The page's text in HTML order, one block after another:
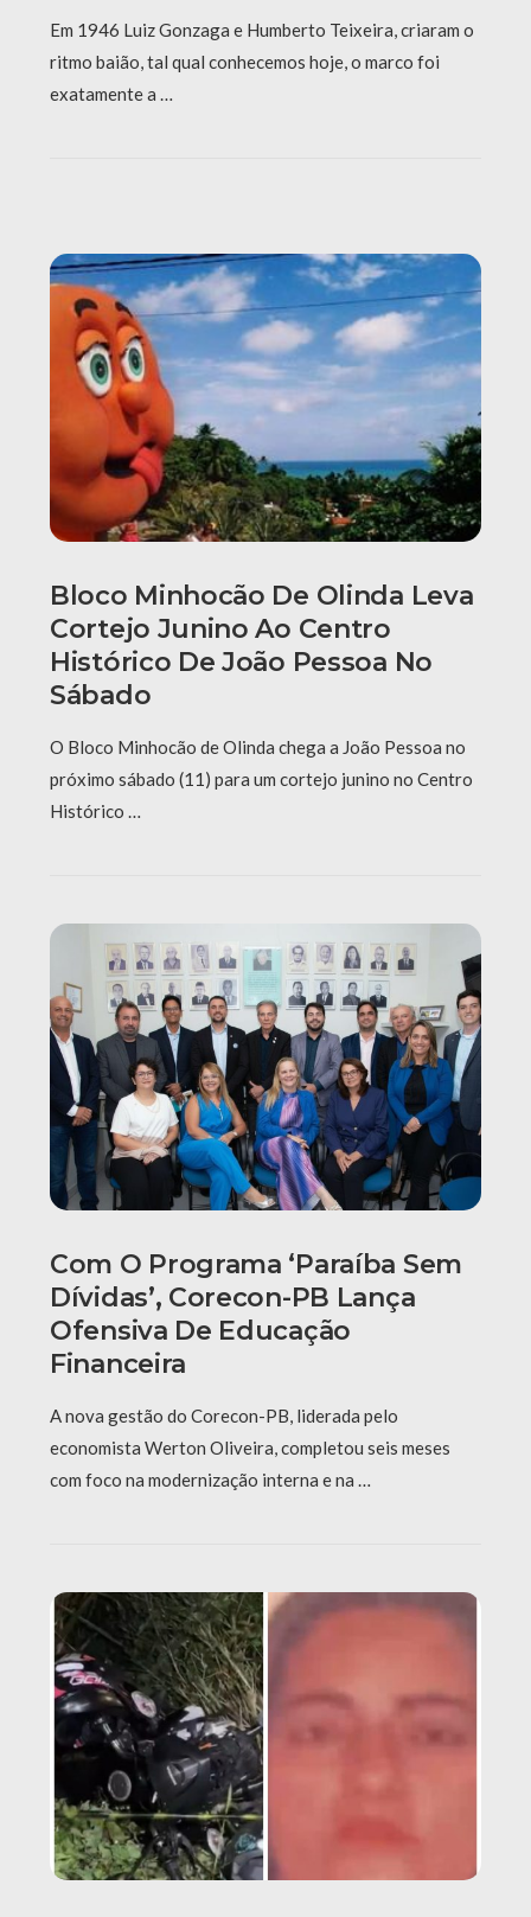
Em 1946 Luiz Gonzaga e Humberto Teixeira, criaram o
ritmo baião, tal qual conhecemos hoje, o marco foi
exatamente a …
Bloco Minhocão De Olinda Leva
Cortejo Junino Ao Centro
Histórico De João Pessoa No
Sábado
O Bloco Minhocão de Olinda chega a João Pessoa no
próximo sábado (11) para um cortejo junino no Centro
Histórico …
Com O Programa ‘Paraíba Sem
Dívidas’, Corecon-PB Lança
Ofensiva De Educação
Financeira
A nova gestão do Corecon-PB, liderada pelo
economista Werton Oliveira, completou seis meses
com foco na modernização interna e na …